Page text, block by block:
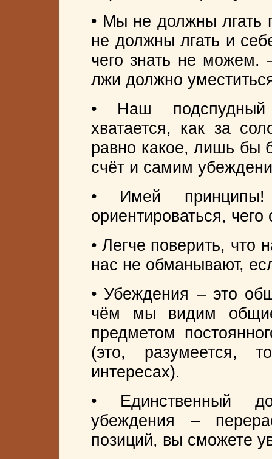
• Мы не должны лгать
не должны лгать и
чего знать не
лжи должно
• Наш подспудный
хватается, как за
равно какое, лишь бы
счёт и самим
• Имей
ориентироваться,
• Легче поверить, что
нас не обманывают,
• Убеждения – это
чём мы видим
предметом
(это, разумеется,
интересах).
• Единственный
убеждения –
позиций, вы сможете